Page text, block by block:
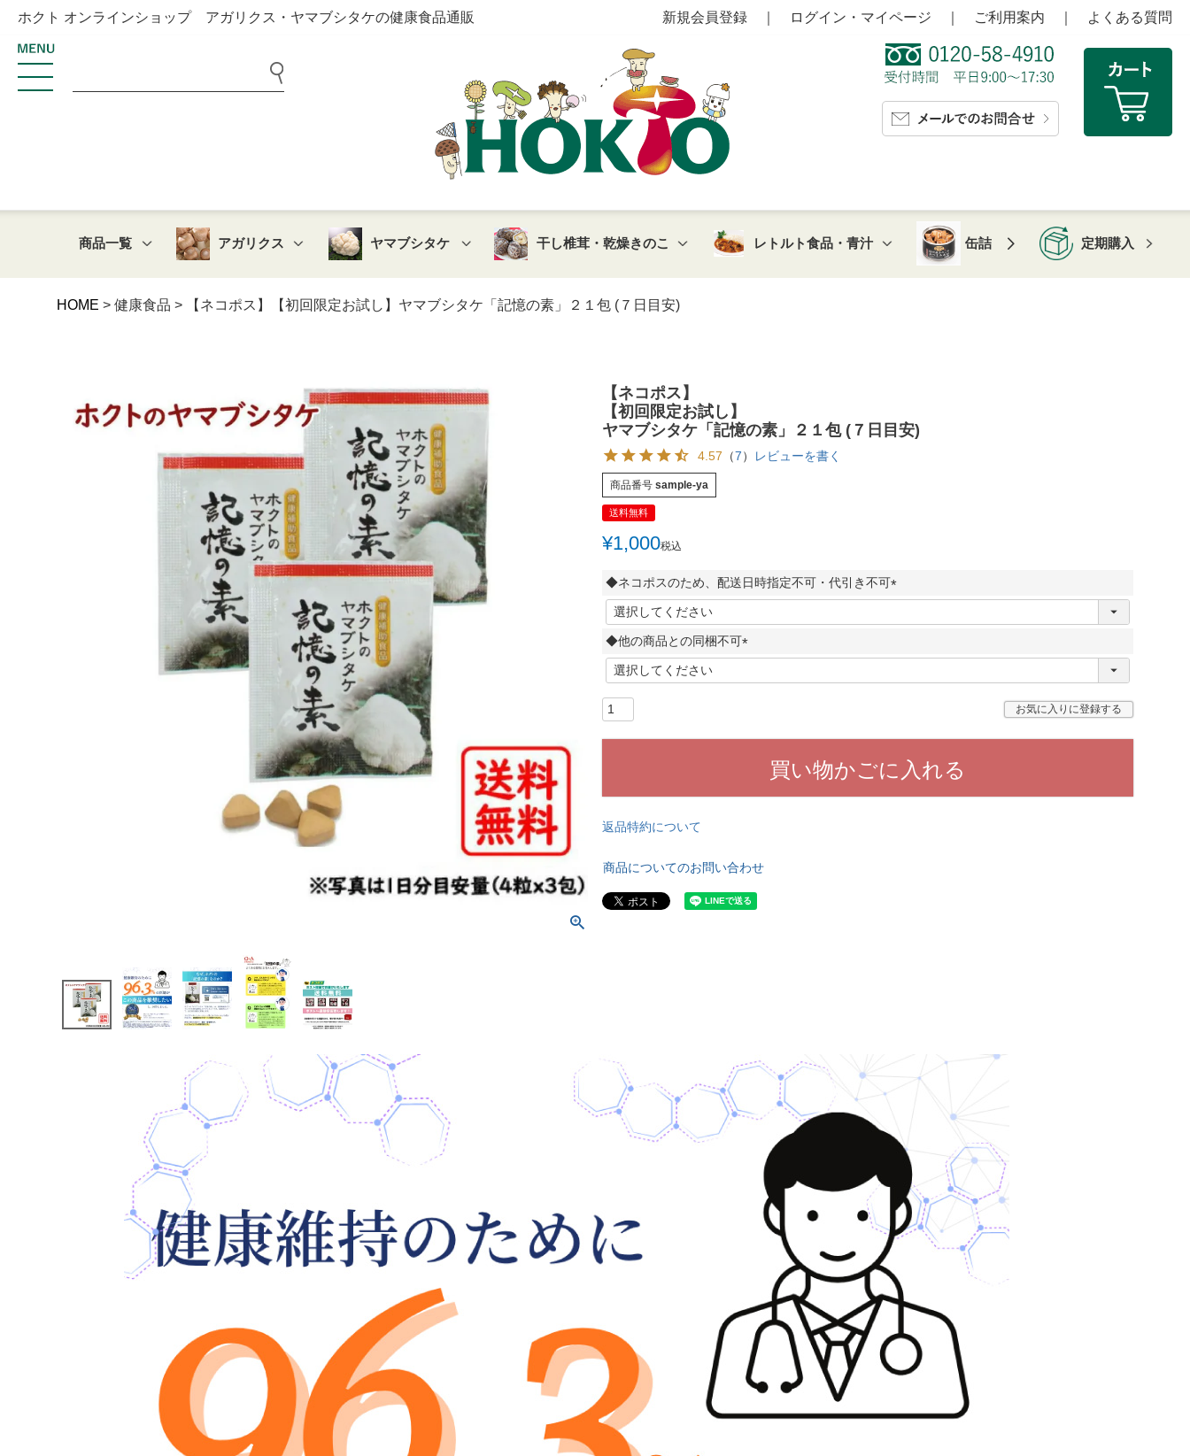
ホクト オンラインショップ アガリクス・ヤマブシタケの健康食品通販 新規会員登録 ログイン・マイページ ご利用案内 よくある質問
商品一覧 アガリクス ヤマブシタケ 干し椎茸・乾燥きのこ レトルト食品・青汁 缶詰 定期購入
HOME 健康食品 【ネコポス】【初回限定お試し】ヤマブシタケ「記憶の素」２１包 (７日目安)
【ネコポス】
【初回限定お試し】
ヤマブシタケ「記憶の素」２１包 (７日目安)
4.57 （7） レビューを書く
商品番号 sample-ya
送料無料
¥1,000税込
◆ネコポスのため、配送日時指定不可・代引き不可
必
)
◆他の商品との同梱不可
必
お気に入りに登録する
買い物かごに入れる
返品特約について
商品についてのお問い合わせ